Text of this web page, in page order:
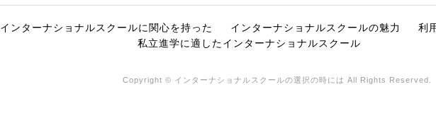
インターナショナルスクールに関心を持った インターナショナルスクールの魅力
利
私立進学に適したインターナショナルスクール
Copyright © インターナショナルスクールの選択の時には All Rights Reserved.